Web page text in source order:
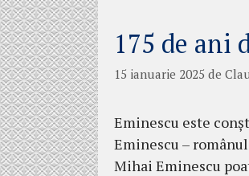
175 de ani
15 ianuarie 2025 de
Eminescu este
Eminescu –
Mihai Eminescu